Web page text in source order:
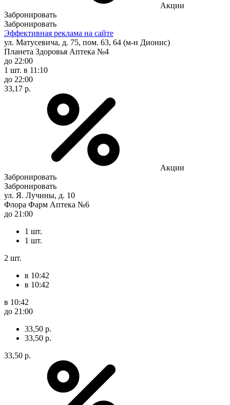
Акции
Забронировать
Забронировать
Эффективная реклама на сайте
ул. Матусевича, д. 75, пом. 63, 64 (м-н Дионис)
Планета Здоровья Аптека №4
до 22:00
1 шт. в 11:10
до 22:00
33,17 р.
Акции
Забронировать
Забронировать
ул. Я. Лучины, д. 10
Флора Фарм Аптека №6
до 21:00
1 шт.
1 шт.
2 шт.
в 10:42
в 10:42
в 10:42
до 21:00
33,50 р.
33,50 р.
33,50 р.